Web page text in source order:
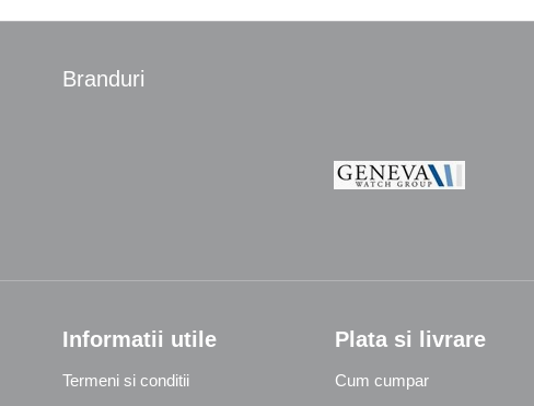
Branduri
Informatii utile
Termeni si conditii
Plata si livrare
Cum cumpar